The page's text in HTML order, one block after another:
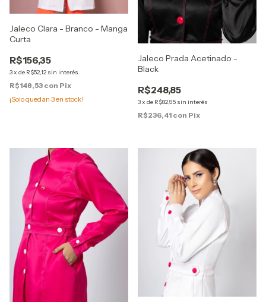
Jaleco Clara - Branco - Manga
Curta
R$156,35
3x de R$52,12 sin interés
R$148,53 con Pix
¡Solo quedan 3en stock!
Jaleco Prada Acetinado -
Black
R$248,85
3x de R$82,95 sin interés
R$236,41 con Pix